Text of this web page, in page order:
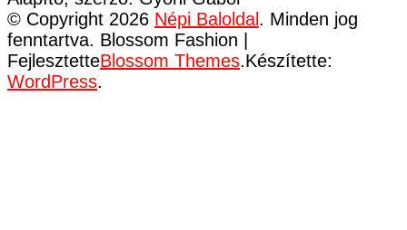
© Copyright 2026 Népi Baloldal . Minden jog
fenntartva. Blossom Fashion |
FejlesztetteBlossom Themes.Készítette:
WordPress.